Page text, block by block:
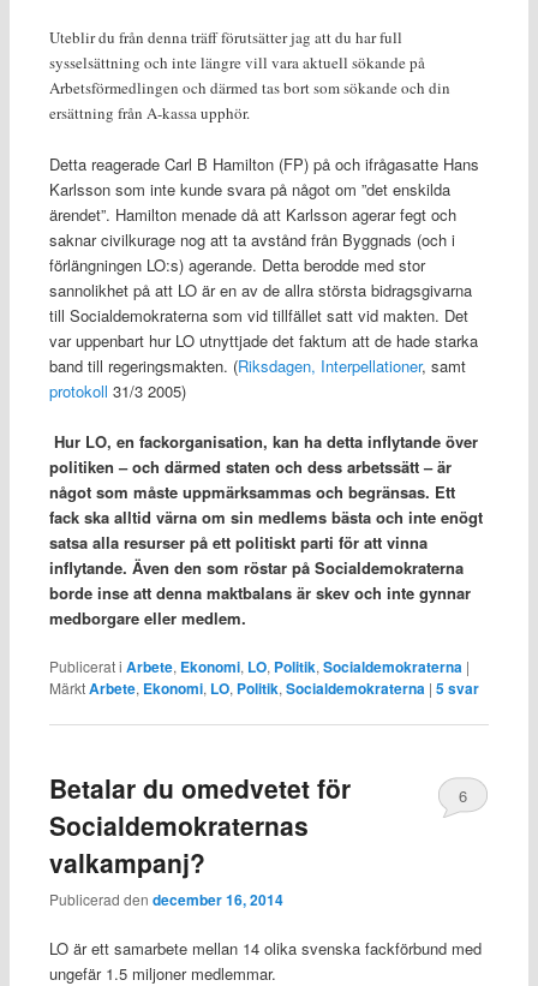
Uteblir du från denna träff förutsätter jag att du har full
sysselsättning och inte längre vill vara aktuell sökande på
Arbetsförmedlingen och därmed tas bort som sökande och din
ersättning från A-kassa upphör.
Detta reagerade Carl B Hamilton (FP) på och ifrågasatte Hans
Karlsson som inte kunde svara på något om ”det enskilda
ärendet”. Hamilton menade då att Karlsson agerar fegt och
saknar civilkurage nog att ta avstånd från Byggnads (och i
förlängningen LO:s) agerande. Detta berodde med stor
sannolikhet på att LO är en av de allra största bidragsgivarna
till Socialdemokraterna som vid tillfället satt vid makten. Det
var uppenbart hur LO utnyttjade det faktum att de hade starka
band till regeringsmakten. (Riksdagen, Interpellationer, samt
protokoll 31/3 2005)
Hur LO, en fackorganisation, kan ha detta inflytande över
politiken – och därmed staten och dess arbetssätt – är
något som måste uppmärksammas och begränsas. Ett
fack ska alltid värna om sin medlems bästa och inte enögt
satsa alla resurser på ett politiskt parti för att vinna
inflytande. Även den som röstar på Socialdemokraterna
borde inse att denna maktbalans är skev och inte gynnar
medborgare eller medlem.
Publicerat i Arbete, Ekonomi, LO, Politik, Socialdemokraterna |
MärktArbete, Ekonomi, LO, Politik, Socialdemokraterna | 5svar
Betalar du omedvetet för
Socialdemokraternas
valkampanj?
Publicerad den december 16, 2014
6
LO är ett samarbete mellan 14 olika svenska fackförbund med
ungefär 1.5 miljoner medlemmar.